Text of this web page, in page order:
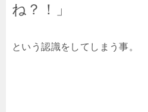
ね？！」
という認識をしてしまう事。